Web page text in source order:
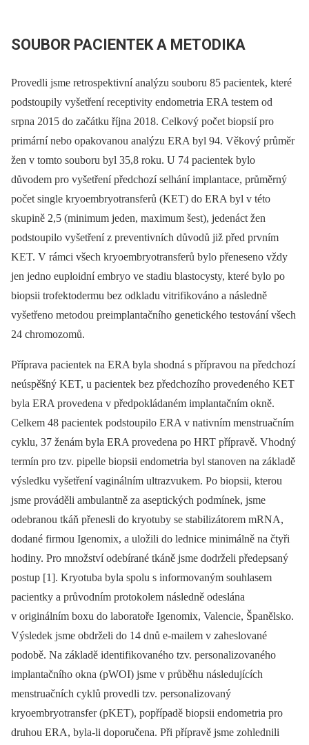
SOUBOR PACIENTEK A METODIKA
Provedli jsme retrospektivní analýzu souboru 85 pacientek, které
podstoupily vyšetření receptivity endometria ERA testem od
srpna 2015 do začátku října 2018. Celkový počet biopsií pro
primární nebo opakovanou analýzu ERA byl 94. Věkový průměr
žen v tomto souboru byl 35,8 roku. U 74 pacientek bylo
důvodem pro vyšetření předchozí selhání implantace, průměrný
počet single kryoembryotransferů (KET) do ERA byl v této
skupině 2,5 (minimum jeden, maximum šest), jedenáct žen
podstoupilo vyšetření z preventivních důvodů již před prvním
KET. V rámci všech kryoembryotransferů bylo přeneseno vždy
jen jedno euploidní embryo ve stadiu blastocysty, které bylo po
biopsii trofektodermu bez odkladu vitrifikováno a následně
vyšetřeno metodou preimplantačního genetického testování všech
24 chromozomů.
Příprava pacientek na ERA byla shodná s přípravou na předchozí
neúspěšný KET, u pacientek bez předchozího provedeného KET
byla ERA provedena v předpokládaném implantačním okně.
Celkem 48 pacientek podstoupilo ERA v nativním menstruačním
cyklu, 37 ženám byla ERA provedena po HRT přípravě. Vhodný
termín pro tzv. pipelle biopsii endometria byl stanoven na základě
výsledku vyšetření vaginálním ultrazvukem. Po biopsii, kterou
jsme prováděli ambulantně za aseptických podmínek, jsme
odebranou tkáň přenesli do kryotuby se stabilizátorem mRNA,
dodané firmou Igenomix, a uložili do lednice minimálně na čtyři
hodiny. Pro množství odebírané tkáně jsme dodrželi předepsaný
postup [1]. Kryotuba byla spolu s informovaným souhlasem
pacientky a průvodním protokolem následně odeslána
v originálním boxu do laboratoře Igenomix, Valencie, Španělsko.
Výsledek jsme obdrželi do 14 dnů e-mailem v zaheslované
podobě. Na základě identifikovaného tzv. personalizovaného
implantačního okna (pWOI) jsme v průběhu následujících
menstruačních cyklů provedli tzv. personalizovaný
kryoembryotransfer (pKET), popřípadě biopsii endometria pro
druhou ERA, byla-li doporučena. Při přípravě jsme zohlednili